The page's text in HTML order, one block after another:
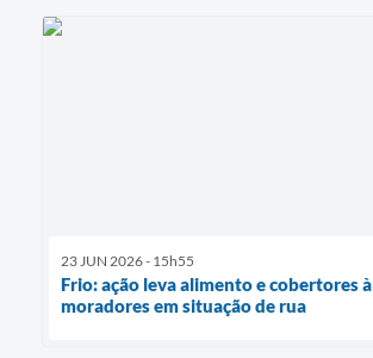
23 JUN 2026 - 15h55
Frio: ação leva alimento e cobertores à
moradores em situação de rua